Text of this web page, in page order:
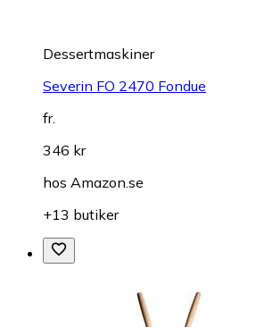
Dessertmaskiner
Severin FO 2470 Fondue
fr.
346 kr
hos Amazon.se
+13 butiker